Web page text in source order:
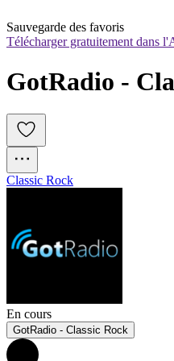
Sauvegarde des favoris
Télécharger gratuitement dans
GotRadio -
Classic Rock
En cours
GotRadio - Classic Rock